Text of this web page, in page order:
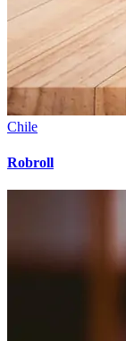
Chile
Robroll